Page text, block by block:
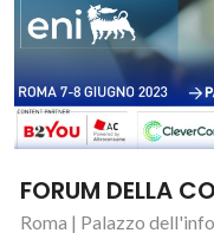
FORUM DELLA
Roma | Palazzo